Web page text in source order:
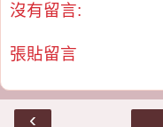
沒有留言:
張貼留言
‹